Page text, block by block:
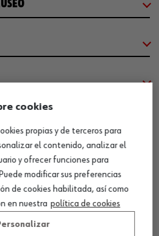
cookies
propias y de terceros para
el contenido, analizar el
y ofrecer funciones para
modificar sus preferencias
de cookies habilitada, así como
en nuestra política de cookies